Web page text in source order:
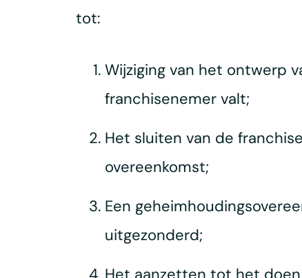
tot:
Wijziging van het ontwerp
franchisenemer valt;
Het sluiten van de
overeenkomst;
Een
uitgezonderd;